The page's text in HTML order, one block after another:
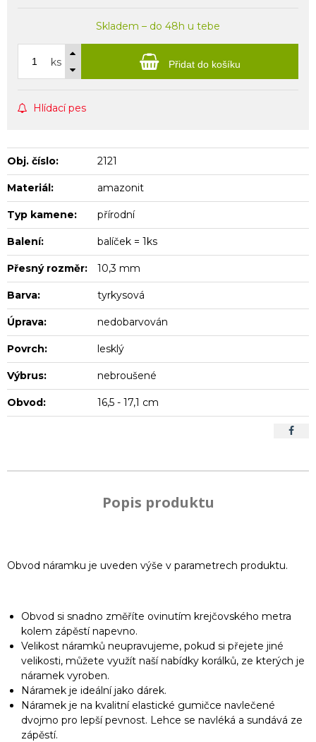
Skladem – do 48h u tebe
ks Přidat do košíku
Hlídací pes
Obj. číslo: 2121
Materiál: amazonit
Typ kamene: přírodní
Balení: balíček = 1ks
Přesný rozměr: 10,3 mm
Barva: tyrkysová
Úprava: nedobarvován
Povrch: lesklý
Výbrus: nebroušené
Obvod: 16,5 - 17,1 cm
Popis produktu
Obvod náramku je uveden výše v parametrech produktu.
Obvod si snadno změříte ovinutím krejčovského metra
kolem zápěstí napevno.
Velikost náramků neupravujeme, pokud si přejete jiné
velikosti, můžete využít naší nabídky korálků, ze kterých je
náramek vyroben.
Náramek je ideální jako dárek.
Náramek je na kvalitní elastické gumičce navlečené
dvojmo pro lepší pevnost. Lehce se navléká a sundává ze
zápěstí.